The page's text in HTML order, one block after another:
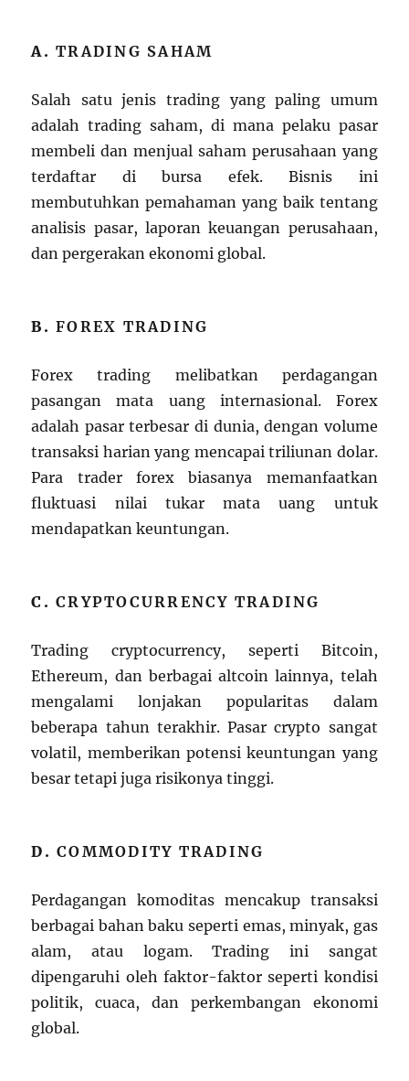
A.TRADING SAHAM
Salah satu jenis trading yang paling umum
adalah trading saham, di mana pelaku pasar
membeli dan menjual saham perusahaan yang
terdaftar di bursa efek. Bisnis ini
membutuhkan pemahaman yang baik tentang
analisis pasar, laporan keuangan perusahaan,
dan pergerakan ekonomi global.
B.FOREX TRADING
Forex trading melibatkan perdagangan
pasangan mata uang internasional. Forex
adalah pasar terbesar di dunia, dengan volume
transaksi harian yang mencapai triliunan dolar.
Para trader forex biasanya memanfaatkan
fluktuasi nilai tukar mata uang untuk
mendapatkan keuntungan.
C.CRYPTOCURRENCY TRADING
Trading cryptocurrency, seperti Bitcoin,
Ethereum, dan berbagai altcoin lainnya, telah
mengalami lonjakan popularitas dalam
beberapa tahun terakhir. Pasar crypto sangat
volatil, memberikan potensi keuntungan yang
besar tetapi juga risikonya tinggi.
D.COMMODITY TRADING
Perdagangan komoditas mencakup transaksi
berbagai bahan baku seperti emas, minyak, gas
alam, atau logam. Trading ini sangat
dipengaruhi oleh faktor-faktor seperti kondisi
politik, cuaca, dan perkembangan ekonomi
global.